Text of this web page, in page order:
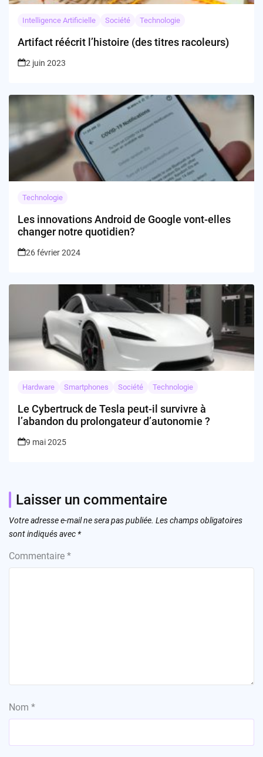
Intelligence Artificielle Société Technologie
Artifact réécrit l’histoire (des titres racoleurs)
2 juin 2023
Technologie
Les innovations Android de Google vont-elles
changer notre quotidien?
26 février 2024
Hardware Smartphones Société Technologie
Le Cybertruck de Tesla peut-il survivre à
l’abandon du prolongateur d’autonomie ?
9 mai 2025
Laisser un commentaire
Votre adresse e-mail ne sera pas publiée. Les champs obligatoires
sont indiqués avec *
Commentaire *
Nom *